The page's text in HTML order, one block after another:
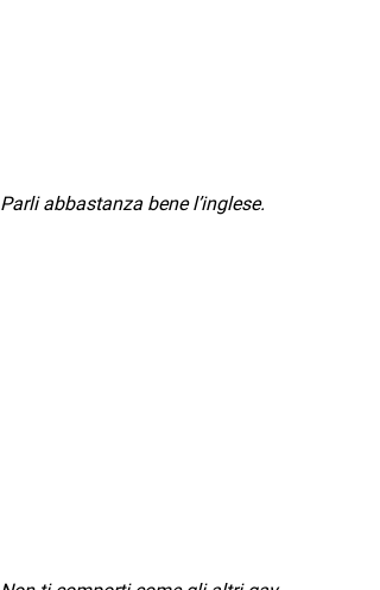
Parli abbastanza bene l’inglese.